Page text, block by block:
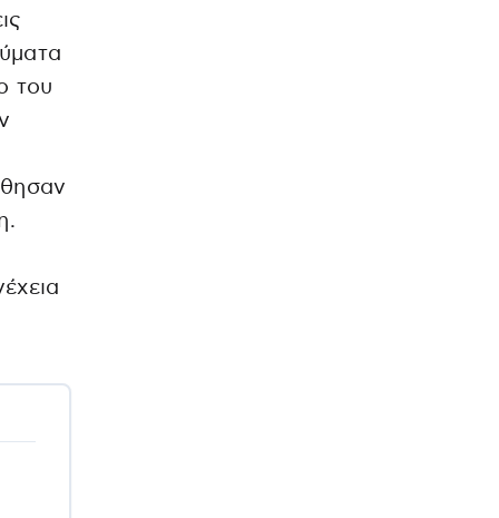
του